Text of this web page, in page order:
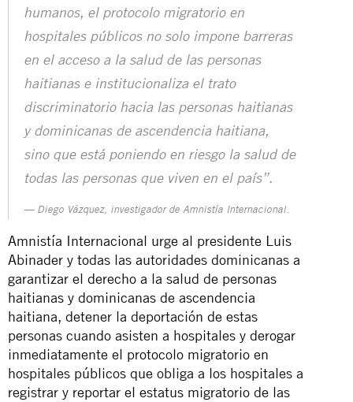
humanos, el protocolo migratorio en
hospitales públicos no solo impone barreras
en el acceso a la salud de las personas
haitianas e institucionaliza el trato
discriminatorio hacia las personas haitianas
y dominicanas de ascendencia haitiana,
sino que está poniendo en riesgo la salud de
todas las personas que viven en el país”.
Diego Vázquez, investigador de Amnistía Internacional.
Amnistía Internacional urge al presidente Luis
Abinader y todas las autoridades dominicanas a
garantizar el derecho a la salud de personas
haitianas y dominicanas de ascendencia
haitiana, detener la deportación de estas
personas cuando asisten a hospitales y derogar
inmediatamente el protocolo migratorio en
hospitales públicos que obliga a los hospitales a
registrar y reportar el estatus migratorio de las